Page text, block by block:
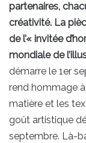
partenaires,
créativité. La
de l’« invitée
mondiale de
démarre le 1er
rend hommage
matière et les
goût artistique
septembre. Là-